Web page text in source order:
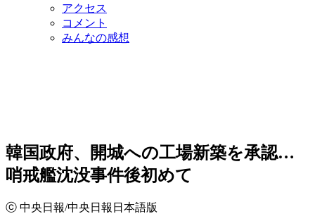
アクセス
コメント
みんなの感想
韓国政府、開城への工場新築を承認…
哨戒艦沈没事件後初めて
ⓒ 中央日報/中央日報日本語版